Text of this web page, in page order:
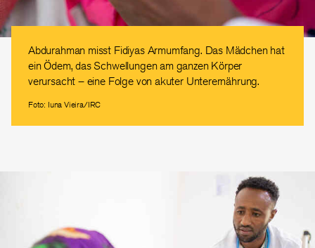
Abdurahman misst Fidiyas Armumfang. Das Mädchen hat
ein Ödem, das Schwellungen am ganzen Körper
verursacht – eine Folge von akuter Unterernährung.
Foto: Iuna Vieira/IRC